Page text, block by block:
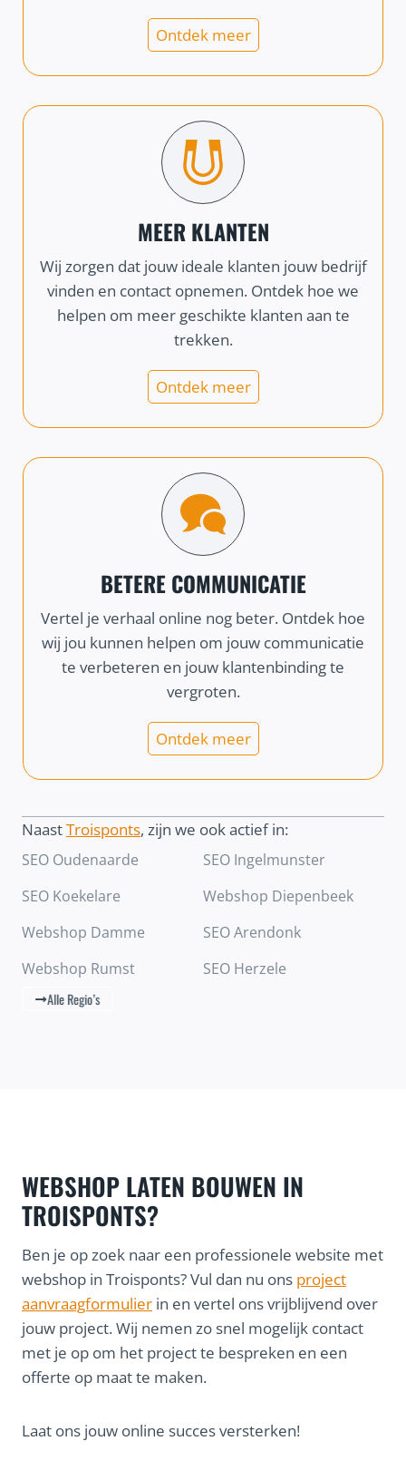
Ontdek meer
MEER KLANTEN
Wij zorgen dat jouw ideale klanten jouw bedrijf
vinden en contact opnemen. Ontdek hoe we
helpen om meer geschikte klanten aan te
trekken.
Ontdek meer
BETERE COMMUNICATIE
Vertel je verhaal online nog beter. Ontdek hoe
wij jou kunnen helpen om jouw communicatie
te verbeteren en jouw klantenbinding te
vergroten.
Ontdek meer
NaastTroisponts, zijn we ook actief in:
SEO Oudenaarde
SEO Ingelmunster
SEO Koekelare
Webshop Diepenbeek
Webshop Damme
SEO Arendonk
Webshop Rumst
SEO Herzele
Alle Regio’s
WEBSHOP LATEN BOUWEN IN
TROISPONTS?
Ben je op zoek naar een professionele website met
webshop in Troisponts? Vul dan nu ons project
aanvraagformulier in en vertel ons vrijblijvend over
jouw project. Wij nemen zo snel mogelijk contact
met je op om het project te bespreken en een
offerte op maat te maken.
Laat ons jouw online succes versterken!